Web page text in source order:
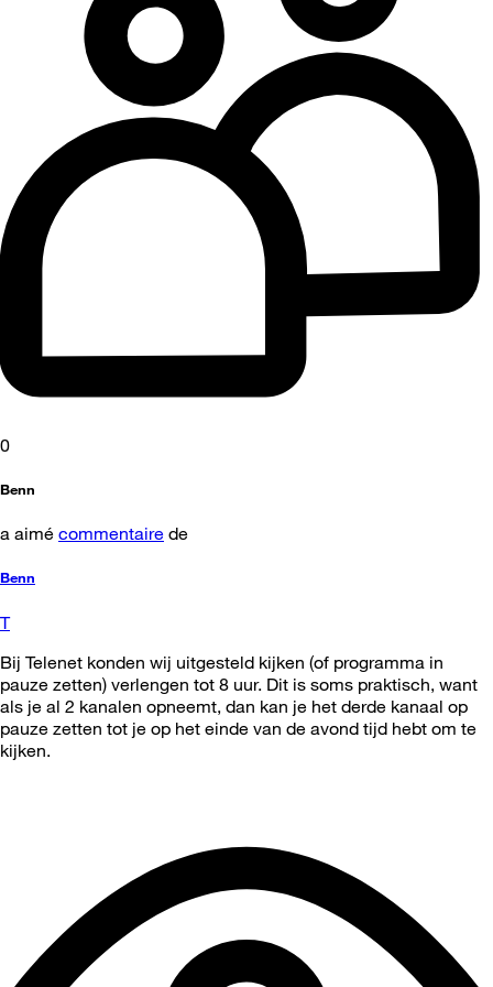
0
Benn
a aimé commentaire de
Benn
T
Bij Telenet konden wij uitgesteld kijken (of programma in
pauze zetten) verlengen tot 8 uur. Dit is soms praktisch, want
als je al 2 kanalen opneemt, dan kan je het derde kanaal op
pauze zetten tot je op het einde van de avond tijd hebt om te
kijken.